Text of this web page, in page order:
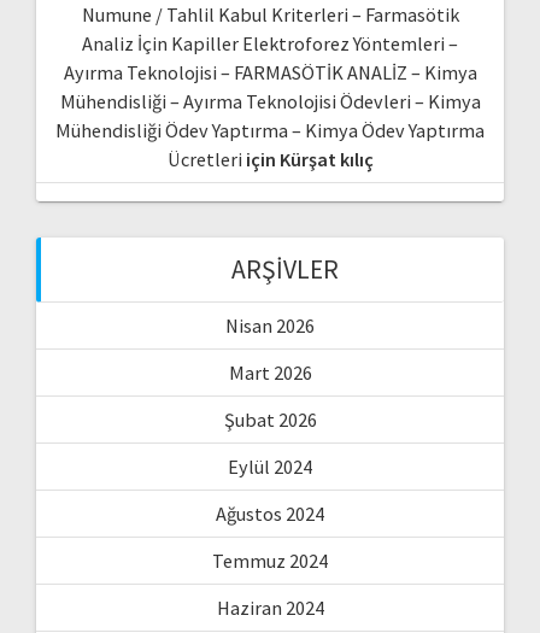
Numune / Tahlil Kabul Kriterleri – Farmasötik
Analiz İçin Kapiller Elektroforez Yöntemleri –
Ayırma Teknolojisi – FARMASÖTİK ANALİZ – Kimya
Mühendisliği – Ayırma Teknolojisi Ödevleri – Kimya
Mühendisliği Ödev Yaptırma – Kimya Ödev Yaptırma
Ücretleri için Kürşat kılıç
ARŞIVLER
Nisan 2026
Mart 2026
Şubat 2026
Eylül 2024
Ağustos 2024
Temmuz 2024
Haziran 2024